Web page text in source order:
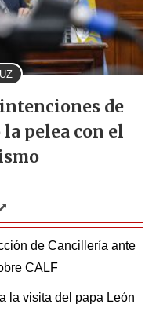
de
pelea con el
de Cancillería ante
CALF
la visita del papa León